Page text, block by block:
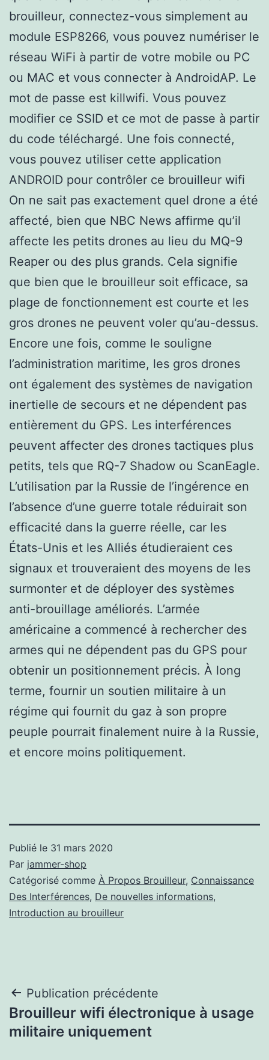
brouilleur, connectez-vous simplement au
module ESP8266, vous pouvez numériser le
réseau WiFi à partir de votre mobile ou PC
ou MAC et vous connecter à AndroidAP. Le
mot de passe est killwifi. Vous pouvez
modifier ce SSID et ce mot de passe à partir
du code téléchargé. Une fois connecté,
vous pouvez utiliser cette application
ANDROID pour contrôler ce brouilleur wifi
On ne sait pas exactement quel drone a été
affecté, bien que NBC News affirme qu’il
affecte les petits drones au lieu du MQ-9
Reaper ou des plus grands. Cela signifie
que bien que le brouilleur soit efficace, sa
plage de fonctionnement est courte et les
gros drones ne peuvent voler qu’au-dessus.
Encore une fois, comme le souligne
l’administration maritime, les gros drones
ont également des systèmes de navigation
inertielle de secours et ne dépendent pas
entièrement du GPS. Les interférences
peuvent affecter des drones tactiques plus
petits, tels que RQ-7 Shadow ou ScanEagle.
L’utilisation par la Russie de l’ingérence en
l’absence d’une guerre totale réduirait son
efficacité dans la guerre réelle, car les
États-Unis et les Alliés étudieraient ces
signaux et trouveraient des moyens de les
surmonter et de déployer des systèmes
anti-brouillage améliorés. L’armée
américaine a commencé à rechercher des
armes qui ne dépendent pas du GPS pour
obtenir un positionnement précis. À long
terme, fournir un soutien militaire à un
régime qui fournit du gaz à son propre
peuple pourrait finalement nuire à la Russie,
et encore moins politiquement.
Publié le 31 mars 2020
Par jammer-shop
Catégorisé comme À Propos Brouilleur, Connaissance
Des Interférences, De nouvelles informations,
Introduction au brouilleur
Navigation
de
Publication précédente
Brouilleur wifi électronique à usage
militaire uniquement